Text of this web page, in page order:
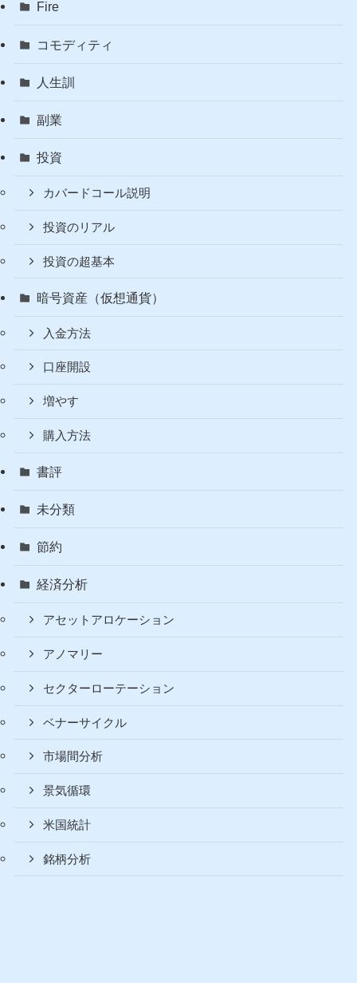
Fire
コモディティ
人生訓
副業
投資
カバードコール説明
投資のリアル
投資の超基本
暗号資産（仮想通貨）
入金方法
口座開設
増やす
購入方法
書評
未分類
節約
経済分析
アセットアロケーション
アノマリー
セクターローテーション
ベナーサイクル
市場間分析
景気循環
米国統計
銘柄分析